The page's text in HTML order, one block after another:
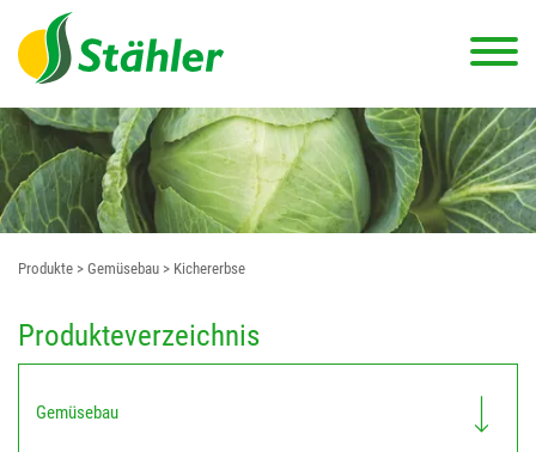
Produkte > Gemüsebau > Kichererbse
Produkteverzeichnis
Gemüsebau